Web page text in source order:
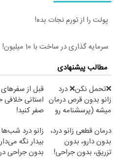
پولت را از تورم نجات بده!
سرمایه گذاری در ساخت با 10 میلیون!
مطالب پیشنهادی
❌تحمل نکن❌ درد
زانو بدون قرص درمان
میشه (پرسشنامه رو
قبل از
استانی خلافی
صفر کنید!
درمان قطعی زانو درد،
بدون دارو، بدون
تزریق، بدون جراحی!
زانو درد
بیدار نگه
بدون جراحی